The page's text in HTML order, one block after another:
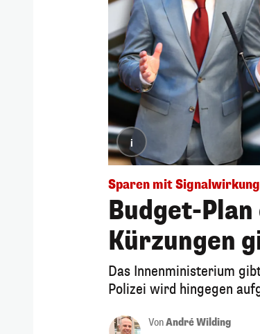
i
Sparen mit Signalwirkung
Budget-
Kürzungen
Das Innenministerium
Polizei wird hingegen
VonAndré Wilding